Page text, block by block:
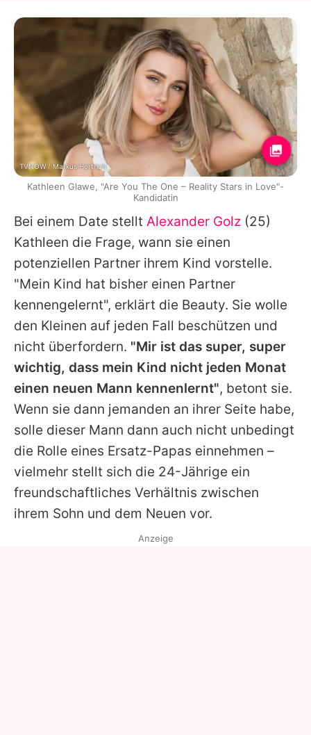
Bei einem Date stellt Alexander Golz (25)
Kathleen die Frage, wann sie einen
potenziellen Partner ihrem Kind vorstelle.
"Mein Kind hat bisher einen Partner
kennengelernt", erklärt die Beauty. Sie wolle
den Kleinen auf jeden Fall beschützen und
nicht überfordern. "Mir ist das super, super
wichtig, dass mein Kind nicht jeden Monat
einen neuen Mann kennenlernt", betont sie.
Wenn sie dann jemanden an ihrer Seite habe,
solle dieser Mann dann auch nicht unbedingt
die Rolle eines Ersatz-Papas einnehmen –
vielmehr stellt sich die 24-Jährige ein
freundschaftliches Verhältnis zwischen
ihrem Sohn und dem Neuen vor.
TVNOW / Markus Hertrich
Kathleen Glawe, "Are You The One – Reality Stars in Love"-
Kandidatin
Anzeige